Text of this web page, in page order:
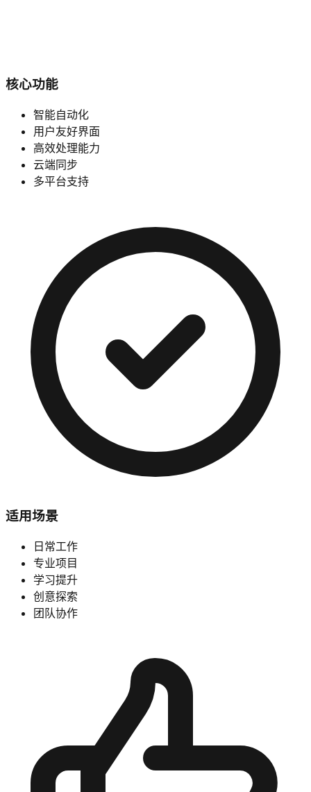
核心功能
智能自动化
用户友好界面
高效处理能力
云端同步
多平台支持
适用场景
日常工作
专业项目
学习提升
创意探索
团队协作